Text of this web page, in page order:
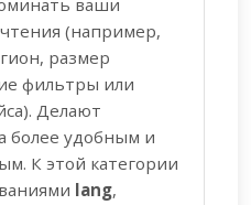
ваши
(например,
размер
фильтры или
Делают
более удобным и
К этой категории
lang,